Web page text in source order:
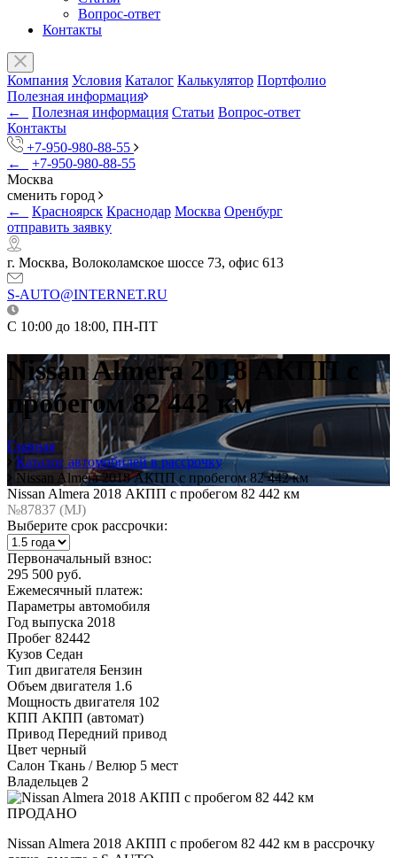
Вопрос-ответ
Контакты
Компания Условия Каталог Калькулятор Портфолио
Полезная информация
←
Полезная информация Статьи Вопрос-ответ
Контакты
+7-950-980-88-55
←
+7-950-980-88-55
Москва
сменить город
←
Красноярск Краснодар Москва Оренбург
отправить заявку
г. Москва, Волоколамское шоссе 73, офис 613
S-AUTO@INTERNET.RU
C 10:00 до 18:00, ПН-ПТ
Nissan Almera 2018 АКПП с
пробегом 82 442 км
Главная
Каталог автомобилей в рассрочку
Nissan Almera 2018 АКПП с пробегом 82 442 км
Nissan Almera 2018 АКПП с пробегом 82 442 км
№87837 (МJ)
Выберите срок рассрочки:
Первоначальный взнос:
295 500 руб.
Ежемесячный платеж:
Параметры автомобиля
Год выпуска 2018
Пробег 82442
Кузов Седан
Тип двигателя Бензин
Объем двигателя 1.6
Мощность двигателя 102
КПП АКПП (автомат)
Привод Передний привод
Цвет черный
Салон Ткань / Велюр 5 мест
Владельцев 2
ПРОДАНО
Nissan Almera 2018 АКПП с пробегом 82 442 км в рассрочку